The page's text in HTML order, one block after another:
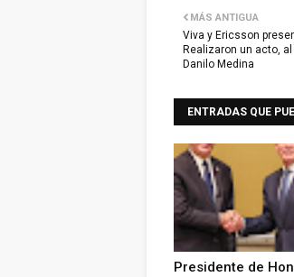
MÁS ANTIGUA
Viva y Ericsson
Realizaron un acto,
Danilo Medina
ENTRADAS QUE
Presidente de